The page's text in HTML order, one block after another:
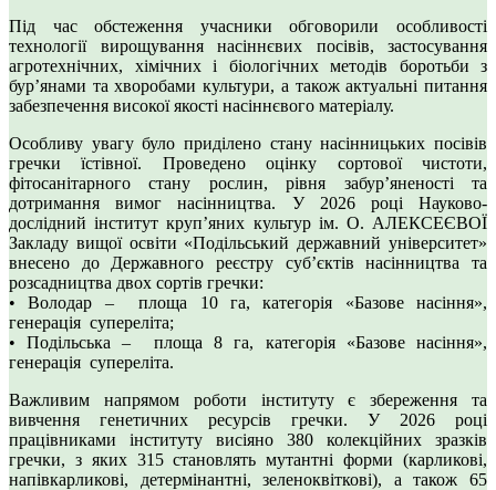
Під час обстеження учасники обговорили особливості
технології вирощування насіннєвих посівів, застосування
агротехнічних, хімічних і біологічних методів боротьби з
бур’янами та хворобами культури, а також актуальні питання
забезпечення високої якості насіннєвого матеріалу.
Особливу увагу було приділено стану насінницьких посівів
гречки їстівної. Проведено оцінку сортової чистоти,
фітосанітарного стану рослин, рівня забур’яненості та
дотримання вимог насінництва. У 2026 році Науково-
дослідний інститут круп’яних культур ім. О. АЛЕКСЕЄВОЇ
Закладу вищої освіти «Подільський державний університет»
внесено до Державного реєстру суб’єктів насінництва та
розсадництва двох сортів гречки:
• Володар – площа 10 га, категорія «Базове насіння»,
генерація супереліта;
• Подільська – площа 8 га, категорія «Базове насіння»,
генерація супереліта.
Важливим напрямом роботи інституту є збереження та
вивчення генетичних ресурсів гречки. У 2026 році
працівниками інституту висіяно 380 колекційних зразків
гречки, з яких 315 становлять мутантні форми (карликові,
напівкарликові, детермінантні, зеленоквіткові), а також 65